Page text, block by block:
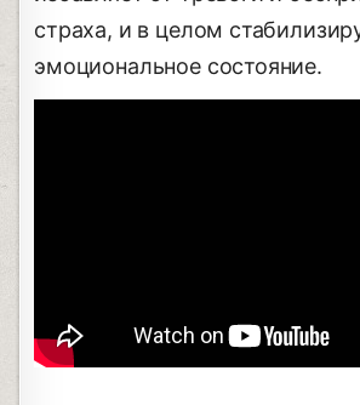
страха, и в целом
эмоциональное состояние.